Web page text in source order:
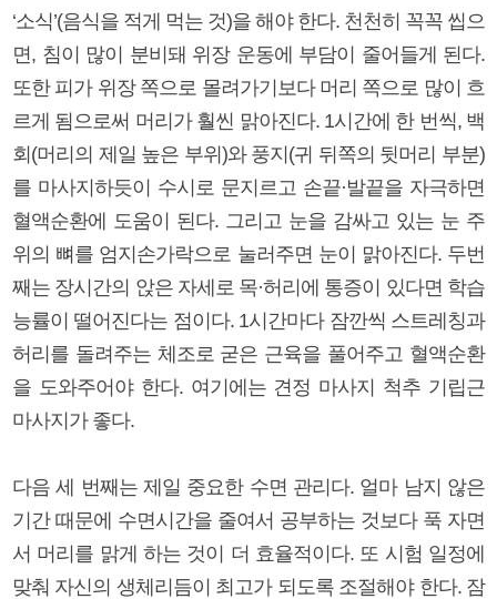
‘소식’(음식을 적게 먹는 것)을 해야 한다. 천천히 꼭꼭 씹으
면, 침이 많이 분비돼 위장 운동에 부담이 줄어들게 된다.
또한 피가 위장 쪽으로 몰려가기보다 머리 쪽으로 많이 흐
르게 됨으로써 머리가 훨씬 맑아진다. 1시간에 한 번씩, 백
회(머리의 제일 높은 부위)와 풍지(귀 뒤쪽의 뒷머리 부분)
를 마사지하듯이 수시로 문지르고 손끝·발끝을 자극하면
혈액순환에 도움이 된다. 그리고 눈을 감싸고 있는 눈 주
위의 뼈를 엄지손가락으로 눌러주면 눈이 맑아진다. 두번
째는 장시간의 앉은 자세로 목·허리에 통증이 있다면 학습
능률이 떨어진다는 점이다. 1시간마다 잠깐씩 스트레칭과
허리를 돌려주는 체조로 굳은 근육을 풀어주고 혈액순환
을 도와주어야 한다. 여기에는 견정 마사지 척추 기립근
마사지가 좋다.
다음 세 번째는 제일 중요한 수면 관리다. 얼마 남지 않은
기간 때문에 수면시간을 줄여서 공부하는 것보다 푹 자면
서 머리를 맑게 하는 것이 더 효율적이다. 또 시험 일정에
맞춰 자신의 생체리듬이 최고가 되도록 조절해야 한다. 잠